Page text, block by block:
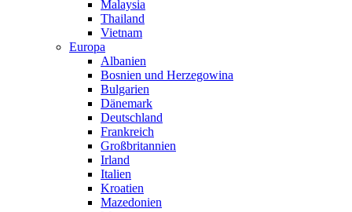
Malaysia
Thailand
Vietnam
Europa
Albanien
Bosnien und Herzegowina
Bulgarien
Dänemark
Deutschland
Frankreich
Großbritannien
Irland
Italien
Kroatien
Mazedonien